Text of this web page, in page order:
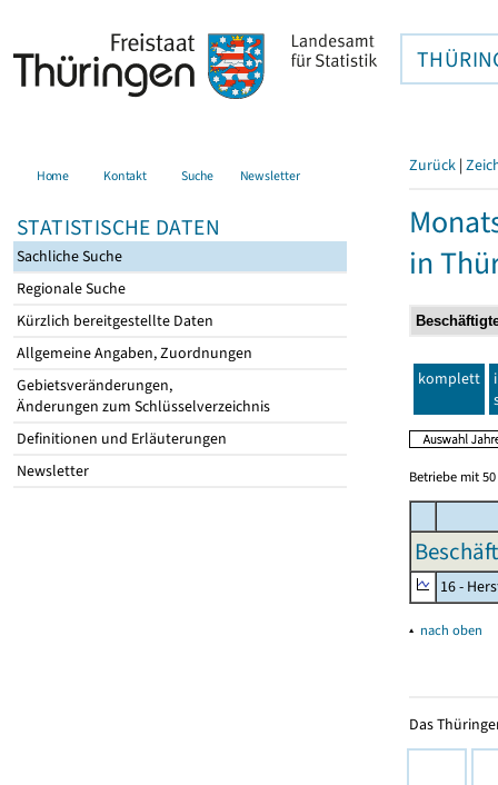
Home Kontakt Suche Newsletter
STATISTISCHE DATEN
Sachliche Suche
Regionale Suche
Kürzlich bereitgestellte Daten
Allgemeine Angaben, Zuordnungen
Gebietsveränderungen,
Änderungen zum Schlüsselverzeichnis
Definitionen und Erläuterungen
Newsletter
Zurück |
in
komplett
Betriebe mit
16 -
▴ nach oben
Das